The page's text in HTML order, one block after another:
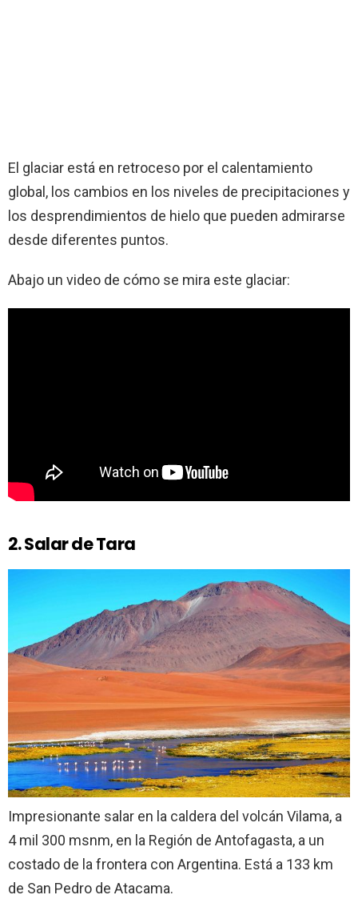
El glaciar está en retroceso por el calentamiento
global, los cambios en los niveles de precipitaciones y
los desprendimientos de hielo que pueden admirarse
desde diferentes puntos.
Abajo un video de cómo se mira este glaciar:
2. Salar de Tara
Impresionante salar en la caldera del volcán Vilama, a
4 mil 300 msnm, en la Región de Antofagasta, a un
costado de la frontera con Argentina. Está a 133 km
de San Pedro de Atacama.